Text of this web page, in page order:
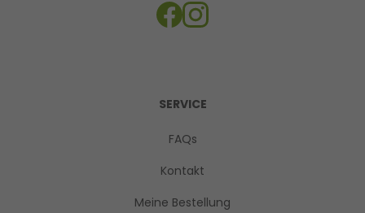
SERVICE
FAQs
Kontakt
Meine Bestellung